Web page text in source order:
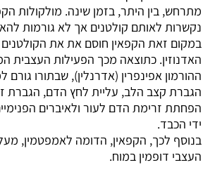
מתרחש, בין היתר, בזמן שינה. מולקולות
נקשרות לאותם קולטנים אך לא גורמות
במקום זאת הקפאין חוסם את את הקולטנים
האדנוזין. כתוצאה מכך הפעילות העצבית
ההורמון אפינפרין (אדרנלין), שבתורו גורם
הגברת קצב הלב, עליית לחץ הדם, הגברת
הפחתת זרימת הדם לעור ולאיברים
ידי הכבד.
בנוסף לכך, הקפאין, הדומה לאמפטמין,
העצבי דופמין במוח.